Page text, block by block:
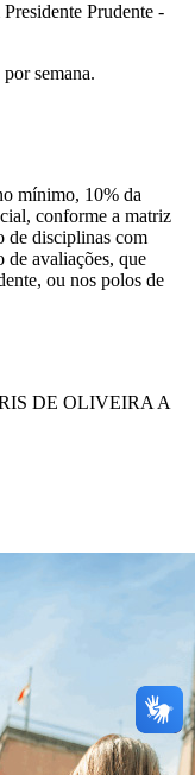
Prudente -
semana.
mínimo, 10% da
conforme a matriz
de disciplinas com
de avaliações, que
ou nos polos de
DE OLIVEIRA A